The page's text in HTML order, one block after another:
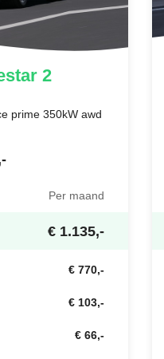
2
prime 350kW awd
Per maand
€ 1.135,-
€ 770,-
€ 103,-
€ 66,-